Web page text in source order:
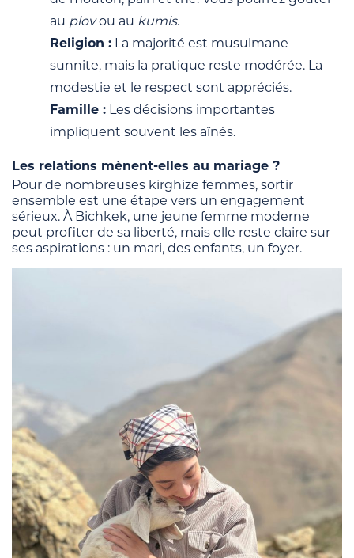
au plovou au kumis.
Religion : La majorité est musulmane
sunnite, mais la pratique reste modérée. La
modestie et le respect sont appréciés.
Famille : Les décisions importantes
impliquent souvent les aînés.
Les relations mènent-elles au mariage ?
Pour de nombreuses kirghize femmes, sortir
ensemble est une étape vers un engagement
sérieux. À Bichkek, une jeune femme moderne
peut profiter de sa liberté, mais elle reste claire sur
ses aspirations : un mari, des enfants, un foyer.